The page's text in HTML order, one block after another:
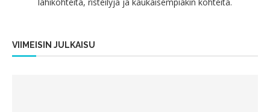
VIIMEISIN JULKAISU